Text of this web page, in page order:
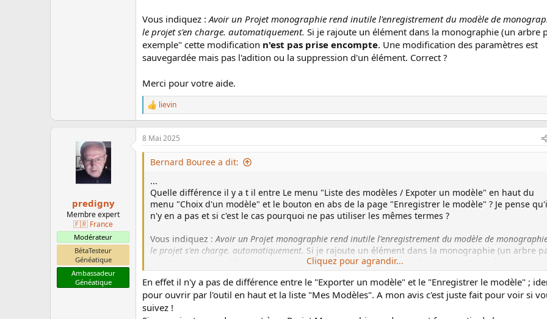
Vous indiquez :Avoir un Projet monographie rend inutile l'enregistrement du modèle de
le projet s'en charge. automatiquement. Si je rajoute un élément dans la monographie (un arbre
exemple" cette modification n'est pas prise encompte. Une modification des paramètres est
sauvegardée mais pas l'adition ou la suppression d'un élément. Correct ?
Merci pour votre aide.
L
e
s
r
é
lievin
predigny
Membre expert
🇫🇷 France
Modérateur
BétaTesteur
Généatique
Ambassadeur
Généatique
8 Mai 2025
Bernard Bouree a dit:
...
Quelle différence il y a t il entre Le menu "Liste des modèles / Expoter un modèle" en haut du
menu "Choix d'un modèle" et le bouton en abs de la page "Enregistrer le modèle" ? Je pense
n'y en a pas et si c'est le cas pourquoi ne pas utiliser les mêmes termes ?
Vous indiquez :Avoir un Projet monographie rend inutile l'enregistrement du modèle de
le projet s'en charge. automatiquement. Si je rajoute un élément dans la monographie (un arbre
n'est pas prise encompte. Une modification des paramètres est
sauvegardée mais pas l'adition ou la suppression d'un élément. Correct ?
Merci pour votre aide.
Cliquez pour agrandir...
En effet il n'y a pas de différence entre le "Exporter un modèle" et le "Enregistrer le modèle" ;
pour ouvrir par l'outil en haut et la liste "Mes Modèles". A mon avis c'est juste fait pour voir si
suivez !